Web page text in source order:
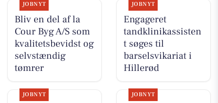
JOBNYT
Bliv en del af la
Cour Byg A/S som
kvalitetsbevidst og
selvstændig
tømrer
JOBNYT
Engageret
tandklinikassisten
t søges til
barselsvikariat i
Hillerød
JOBNYT JOBNYT